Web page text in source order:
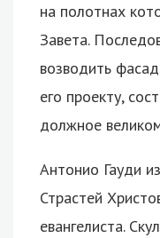
на полотнах
Завета.
возводить
его проекту,
должное
Антонио Гауди
Страстей
евангелиста.